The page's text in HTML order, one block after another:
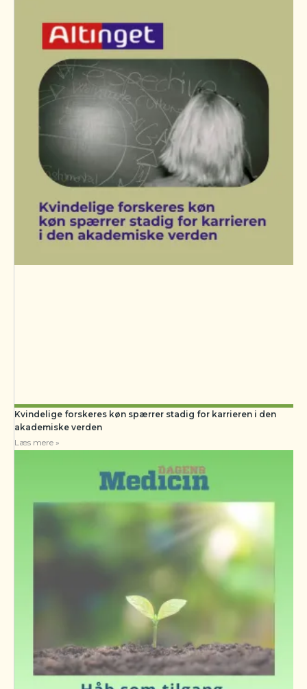
Kvindelige forskeres køn spærrer stadig for karrieren i den
akademiske verden
Læs mere »